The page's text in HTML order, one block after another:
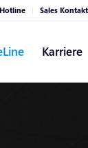
Sales Kontakt
Karriere